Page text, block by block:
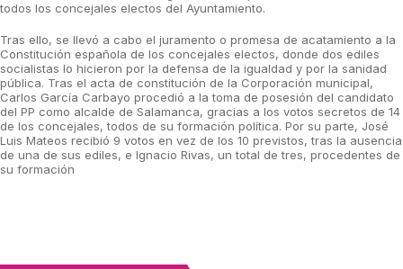
todos los concejales electos del Ayuntamiento.
Tras ello, se llevó a cabo el juramento o promesa de acatamiento a la
Constitución española de los concejales electos, donde dos ediles
socialistas lo hicieron por la defensa de la igualdad y por la sanidad
pública. Tras el acta de constitución de la Corporación municipal,
Carlos García Carbayo procedió a la toma de posesión del candidato
del PP como alcalde de Salamanca, gracias a los votos secretos de 14
de los concejales, todos de su formación política. Por su parte, José
Luis Mateos recibió 9 votos en vez de los 10 previstos, tras la ausencia
de una de sus ediles, e Ignacio Rivas, un total de tres, procedentes de
su formación